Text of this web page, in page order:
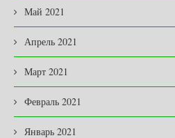
Май 2021
Апрель 2021
Март 2021
Февраль 2021
Январь 2021